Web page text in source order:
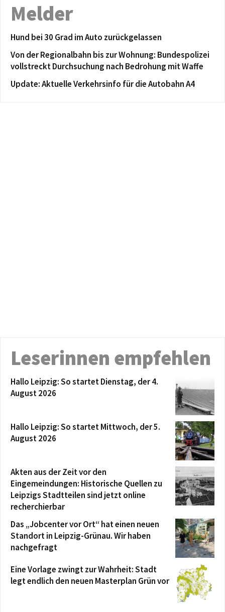
Melder
Hund bei 30 Grad im Auto zurückgelassen
Von der Regionalbahn bis zur Wohnung: Bundespolizei
vollstreckt Durchsuchung nach Bedrohung mit Waffe
Update: Aktuelle Verkehrsinfo für die Autobahn A4
Leserinnen empfehlen
Hallo Leipzig: So startet Dienstag, der 4.
August 2026
Hallo Leipzig: So startet Mittwoch, der 5.
August 2026
Akten aus der Zeit vor den
Eingemeindungen: Historische Quellen zu
Leipzigs Stadtteilen sind jetzt online
recherchierbar
Das „Jobcenter vor Ort“ hat einen neuen
Standort in Leipzig-Grünau. Wir haben
nachgefragt
Eine Vorlage zwingt zur Wahrheit: Stadt
legt endlich den neuen Masterplan Grün vor